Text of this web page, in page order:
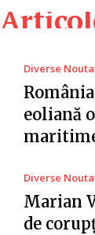
Diverse
eoliană
maritime
Diverse
Marian
de